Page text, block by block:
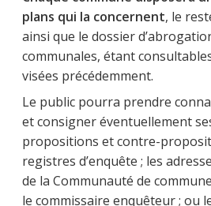
plans qui la concernent, le
ainsi que le dossier
communales, étant
visées précédemment.
Le public pourra prendre
et consigner éventuellement
propositions et contre-
registres d’enquête ; les
de la Communauté de
le commissaire enquêteur ; ou